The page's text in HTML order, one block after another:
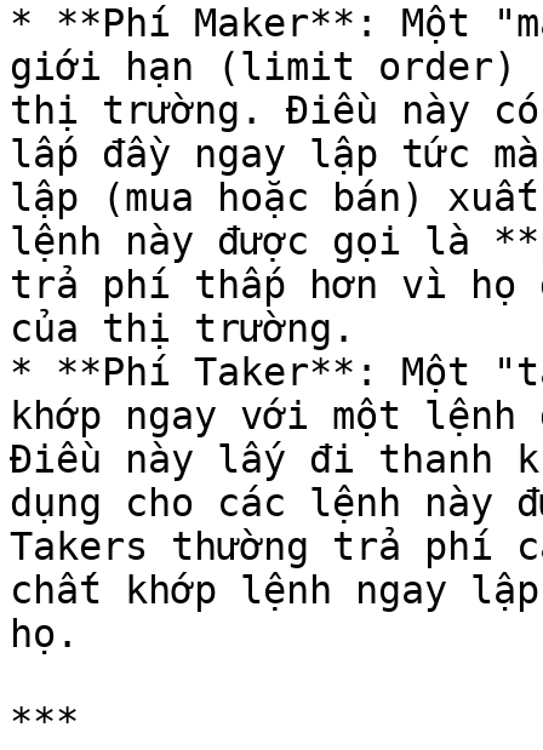
* **Phí Maker**: Một
giới hạn (limit order)
thị trường. Điều này
lấp đầy ngay lập tức
lập (mua hoặc bán)
lệnh này được gọi là
trả phí thấp hơn vì họ
của thị trường.
* **Phí Taker**: Một
khớp ngay với một
Điều này lấy đi thanh
dụng cho các lệnh
Takers thường trả phí
chất khớp lệnh ngay
họ.
***